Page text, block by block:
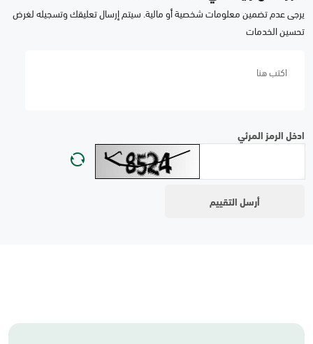
يرجى عدم تضمين معلومات شخصية أو مالية. سيتم إرسال تعليقك وتسجيله لغرض
تحسين الخدمات
ادخل الرمز المرئي